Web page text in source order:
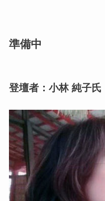
準備中
登壇者：小林 純子氏